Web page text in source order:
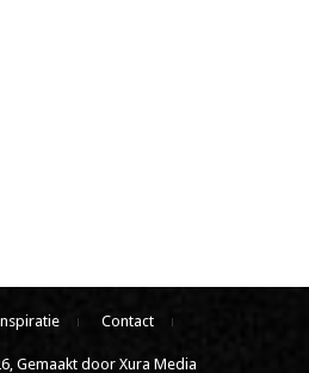
Contact
Gemaakt door Xura Media